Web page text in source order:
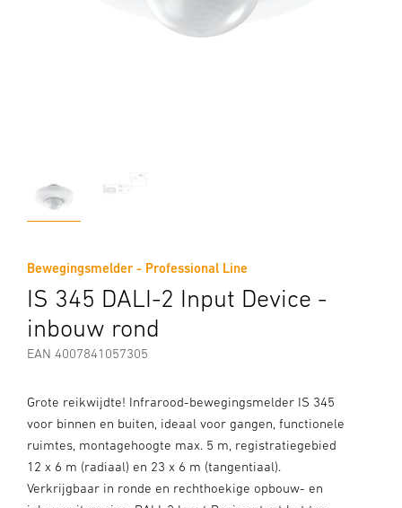
Bewegingsmelder - Professional Line
IS 345 DALI-2 Input Device -
inbouw rond
EAN 4007841057305
Grote reikwijdte! Infrarood-bewegingsmelder IS 345
voor binnen en buiten, ideaal voor gangen, functionele
ruimtes, montagehoogte max. 5 m, registratiegebied
12 x 6 m (radiaal) en 23 x 6 m (tangentiaal).
Verkrijgbaar in ronde en rechthoekige opbouw- en